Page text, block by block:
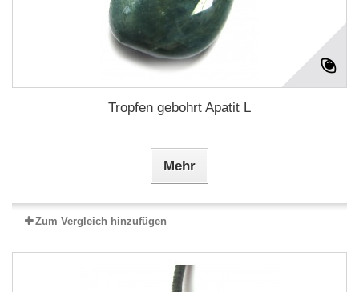
Tropfen gebohrt Apatit L
Mehr
Zum Vergleich hinzufügen